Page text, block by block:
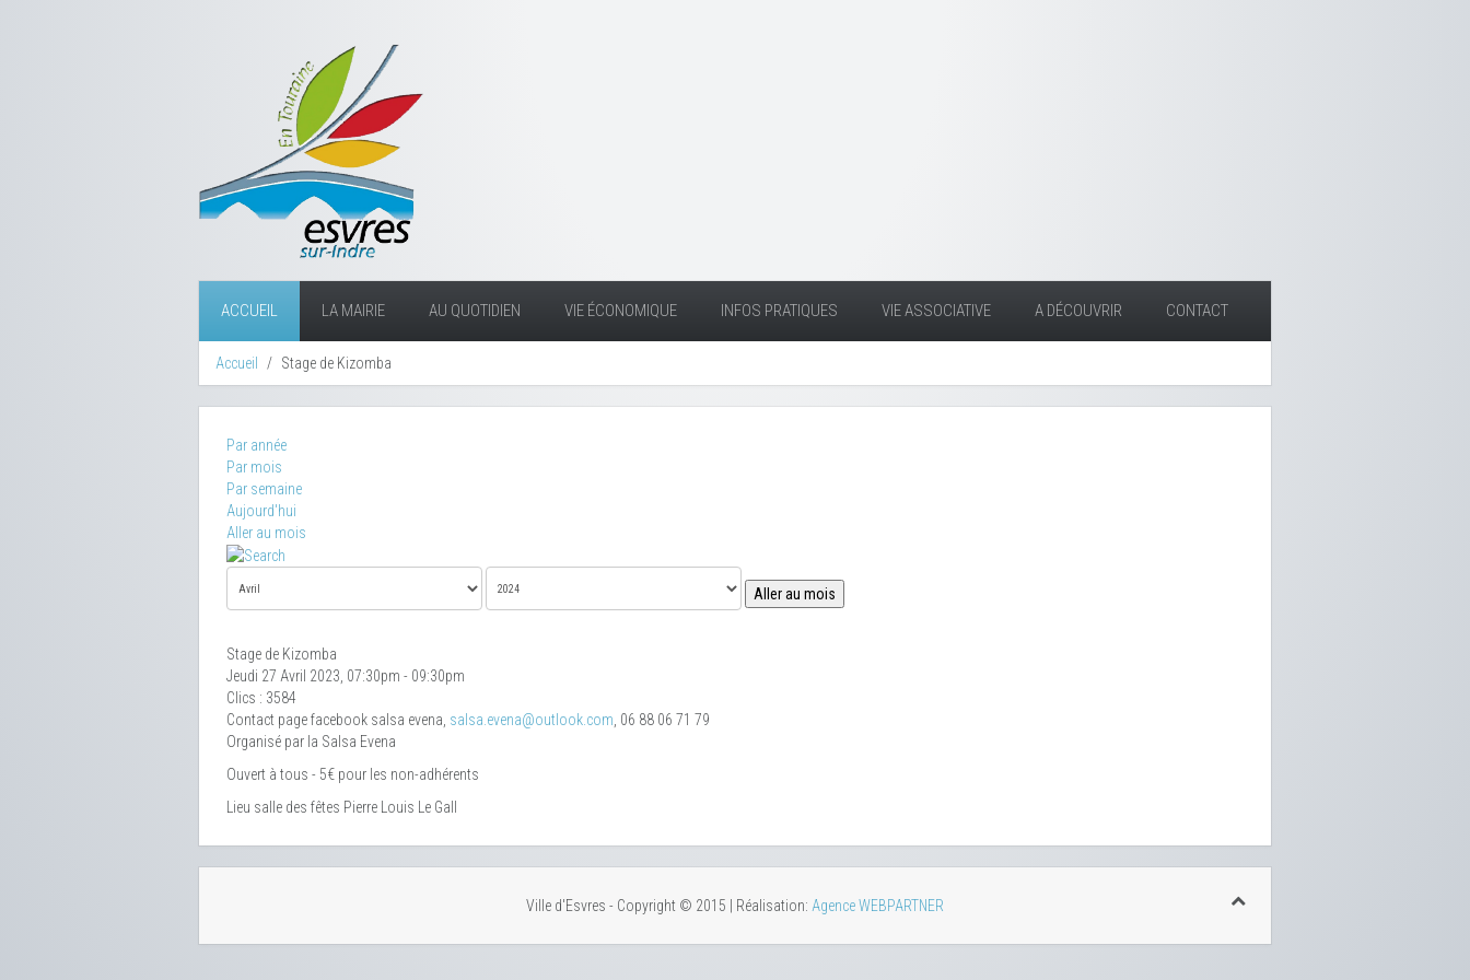
ACCUEIL LA MAIRIE AU QUOTIDIEN VIE ÉCONOMIQUE INFOS PRATIQUES VIE ASSOCIATIVE A DÉCOUVRIR CONTACT
Accueil Stage de Kizomba
Par année
Par mois
Par semaine
Aujourd'hui
Aller au mois
Aller au mois
Stage de Kizomba
Jeudi 27 Avril 2023, 07:30pm - 09:30pm
Clics : 3584
Contact page facebook salsa evena, salsa.evena@outlook.com, 06 88 06 71 79
Organisé par la Salsa Evena
Ouvert à tous - 5€ pour les non-adhérents
Lieu salle des fêtes Pierre Louis Le Gall
Ville d'Esvres - Copyright © 2015 | Réalisation: Agence WEBPARTNER